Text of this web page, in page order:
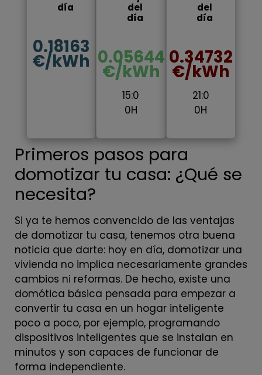
día
0.18163
€/kWh
del
día
0.05644
€/kWh
15:0
0H
del
día
0.34732
€/kWh
21:0
0H
Primeros pasos para
domotizar tu casa: ¿Qué se
necesita?
Si ya te hemos convencido de las ventajas
de domotizar tu casa, tenemos otra buena
noticia que darte: hoy en día, domotizar una
vivienda no implica necesariamente grandes
cambios ni reformas. De hecho, existe una
domótica básica pensada para empezar a
convertir tu casa en un hogar inteligente
poco a poco, por ejemplo, programando
dispositivos inteligentes que se instalan en
minutos y son capaces de funcionar de
forma independiente.